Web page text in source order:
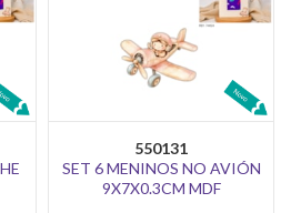
550131
SET 6 MENINOS NO AVIÓN
9X7X0.3CM MDF